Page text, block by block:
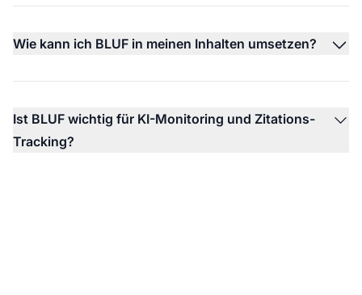
Wie kann ich BLUF in meinen Inhalten umsetzen?
Ist BLUF wichtig für KI-Monitoring und Zitations-
Tracking?